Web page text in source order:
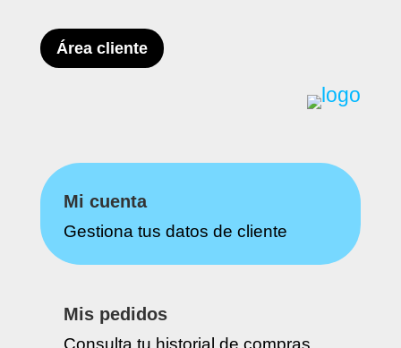
Área cliente
Mi cuenta
Gestiona tus datos de cliente
Mis pedidos
Consulta tu historial de compras